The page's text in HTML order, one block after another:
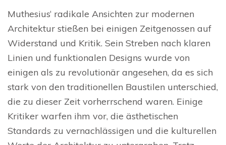
Muthesius‘ radikale Ansichten zur modernen
Architektur stießen bei einigen Zeitgenossen auf
Widerstand und Kritik. Sein Streben nach klaren
Linien und funktionalen Designs wurde von
einigen als zu revolutionär angesehen, da es sich
stark von den traditionellen Baustilen unterschied,
die zu dieser Zeit vorherrschend waren. Einige
Kritiker warfen ihm vor, die ästhetischen
Standards zu vernachlässigen und die kulturellen